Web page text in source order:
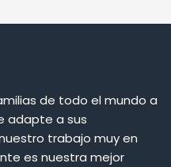
de todo el mundo a
adapte a sus
trabajo muy en
es nuestra mejor